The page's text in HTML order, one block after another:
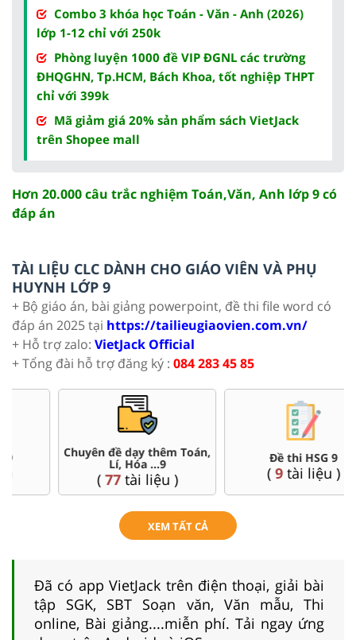
Combo 3 khóa học Toán - Văn - Anh (2026)
lớp 1-12 chỉ với 250k
Phòng luyện 1000 đề VIP ĐGNL các trường
ĐHQGHN, Tp.HCM, Bách Khoa, tốt nghiệp THPT
chỉ với 399k
Mã giảm giá 20% sản phẩm sách VietJack
trên Shopee mall
Hơn 20.000 câu trắc nghiệm Toán,Văn, Anh lớp 9 có
đáp án
TÀI LIỆU CLC DÀNH CHO GIÁO VIÊN VÀ PHỤ
HUYNH LỚP 9
+ Bộ giáo án, bài giảng powerpoint, đề thi file word có
đáp án 2025 tại https://tailieugiaovien.com.vn/
+ Hỗ trợ zalo: VietJack Official
+ Tổng đài hỗ trợ đăng ký : 084 283 45 85
Chuyên đề dạy thêm Toán,
Lí, Hóa ...9
tài liệu )
Đề thi HSG 9
tài liệu )
XEM TẤT CẢ
Đã có app VietJack trên điện thoại, giải bài
tập SGK, SBT Soạn văn, Văn mẫu, Thi
online, Bài giảng....miễn phí. Tải ngay ứng